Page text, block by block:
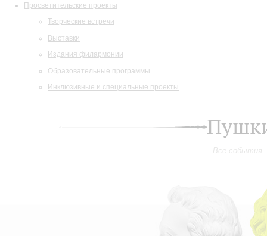
Просветительские проекты
Творческие встречи
Выставки
Издания филармонии
Образовательные программы
Инклюзивные и специальные проекты
Все события